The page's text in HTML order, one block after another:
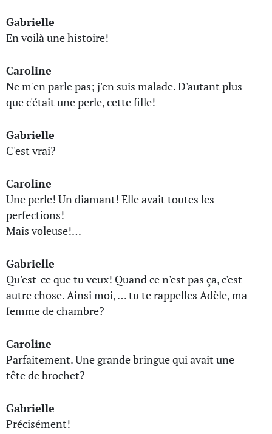
Gabrielle
En voilà une histoire!
Caroline
Ne m'en parle pas; j'en suis malade. D'autant plus
que c'était une perle, cette fille!
Gabrielle
C'est vrai?
Caroline
Une perle! Un diamant! Elle avait toutes les
perfections!
Mais voleuse!…
Gabrielle
Qu'est-ce que tu veux! Quand ce n'est pas ça, c'est
autre chose. Ainsi moi, … tu te rappelles Adèle, ma
femme de chambre?
Caroline
Parfaitement. Une grande bringue qui avait une
tête de brochet?
Gabrielle
Précisément!